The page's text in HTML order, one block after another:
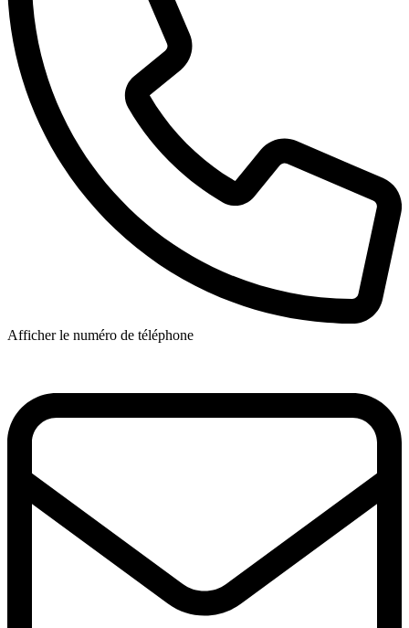
Afficher le numéro de téléphone